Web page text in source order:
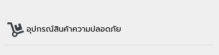
อุปกรณ์สินค้าความปลอดภัย